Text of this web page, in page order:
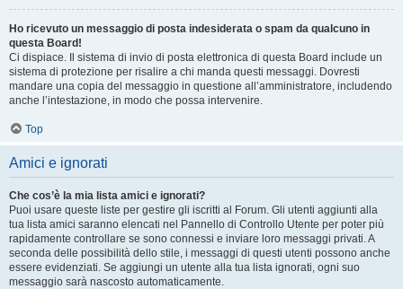
Ho ricevuto un messaggio di posta indesiderata o spam da qualcuno in
questa Board!
Ci dispiace. Il sistema di invio di posta elettronica di questa Board include un
sistema di protezione per risalire a chi manda questi messaggi. Dovresti
mandare una copia del messaggio in questione all’amministratore, includendo
anche l’intestazione, in modo che possa intervenire.
Top
Amici e ignorati
Che cos’è la mia lista amici e ignorati?
Puoi usare queste liste per gestire gli iscritti al Forum. Gli utenti aggiunti alla
tua lista amici saranno elencati nel Pannello di Controllo Utente per poter più
rapidamente controllare se sono connessi e inviare loro messaggi privati. A
seconda delle possibilità dello stile, i messaggi di questi utenti possono anche
essere evidenziati. Se aggiungi un utente alla tua lista ignorati, ogni suo
messaggio sarà nascosto automaticamente.